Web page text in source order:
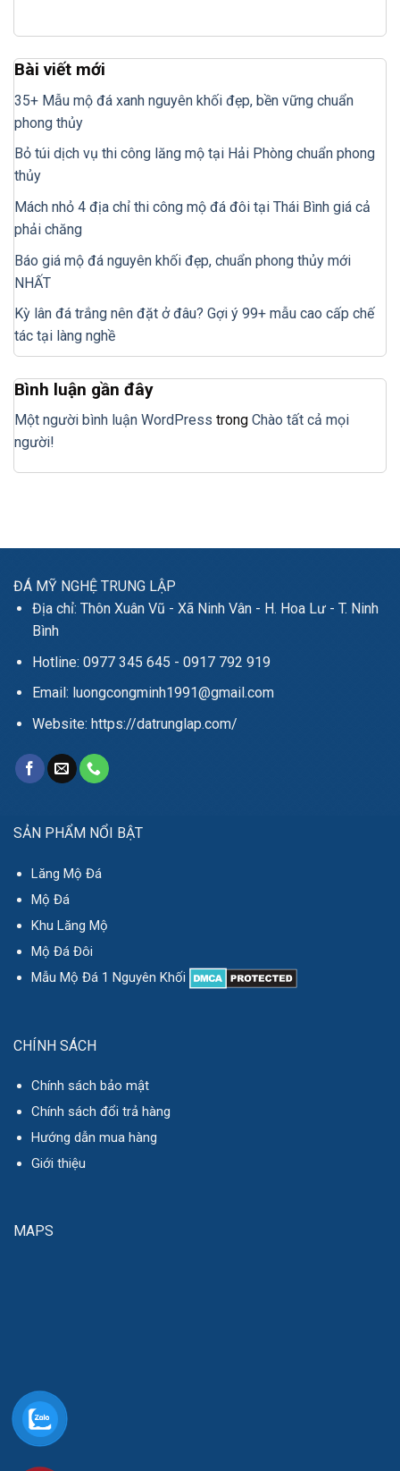
Bài viết mới
35+ Mẫu mộ đá xanh nguyên khối đẹp, bền vững chuẩn
phong thủy
Bỏ túi dịch vụ thi công lăng mộ tại Hải Phòng chuẩn phong
thủy
Mách nhỏ 4 địa chỉ thi công mộ đá đôi tại Thái Bình giá cả
phải chăng
Báo giá mộ đá nguyên khối đẹp, chuẩn phong thủy mới
NHẤT
Kỳ lân đá trắng nên đặt ở đâu? Gợi ý 99+ mẫu cao cấp chế
tác tại làng nghề
Bình luận gần đây
Một người bình luận WordPress trong Chào tất cả mọi
người!
ĐÁ MỸ NGHỆ TRUNG LẬP
Địa chỉ: Thôn Xuân Vũ - Xã Ninh Vân - H. Hoa Lư - T. Ninh
Bình
Hotline: 0977 345 645 - 0917 792 919
Email: luongcongminh1991@gmail.com
Website: https://datrunglap.com/
SẢN PHẨM NỔI BẬT
Lăng Mộ Đá
Mộ Đá
Khu Lăng Mộ
Mộ Đá Đôi
Mẫu Mộ Đá 1 Nguyên Khối
CHÍNH SÁCH
Chính sách bảo mật
Chính sách đổi trả hàng
Hướng dẫn mua hàng
Giới thiệu
MAPS